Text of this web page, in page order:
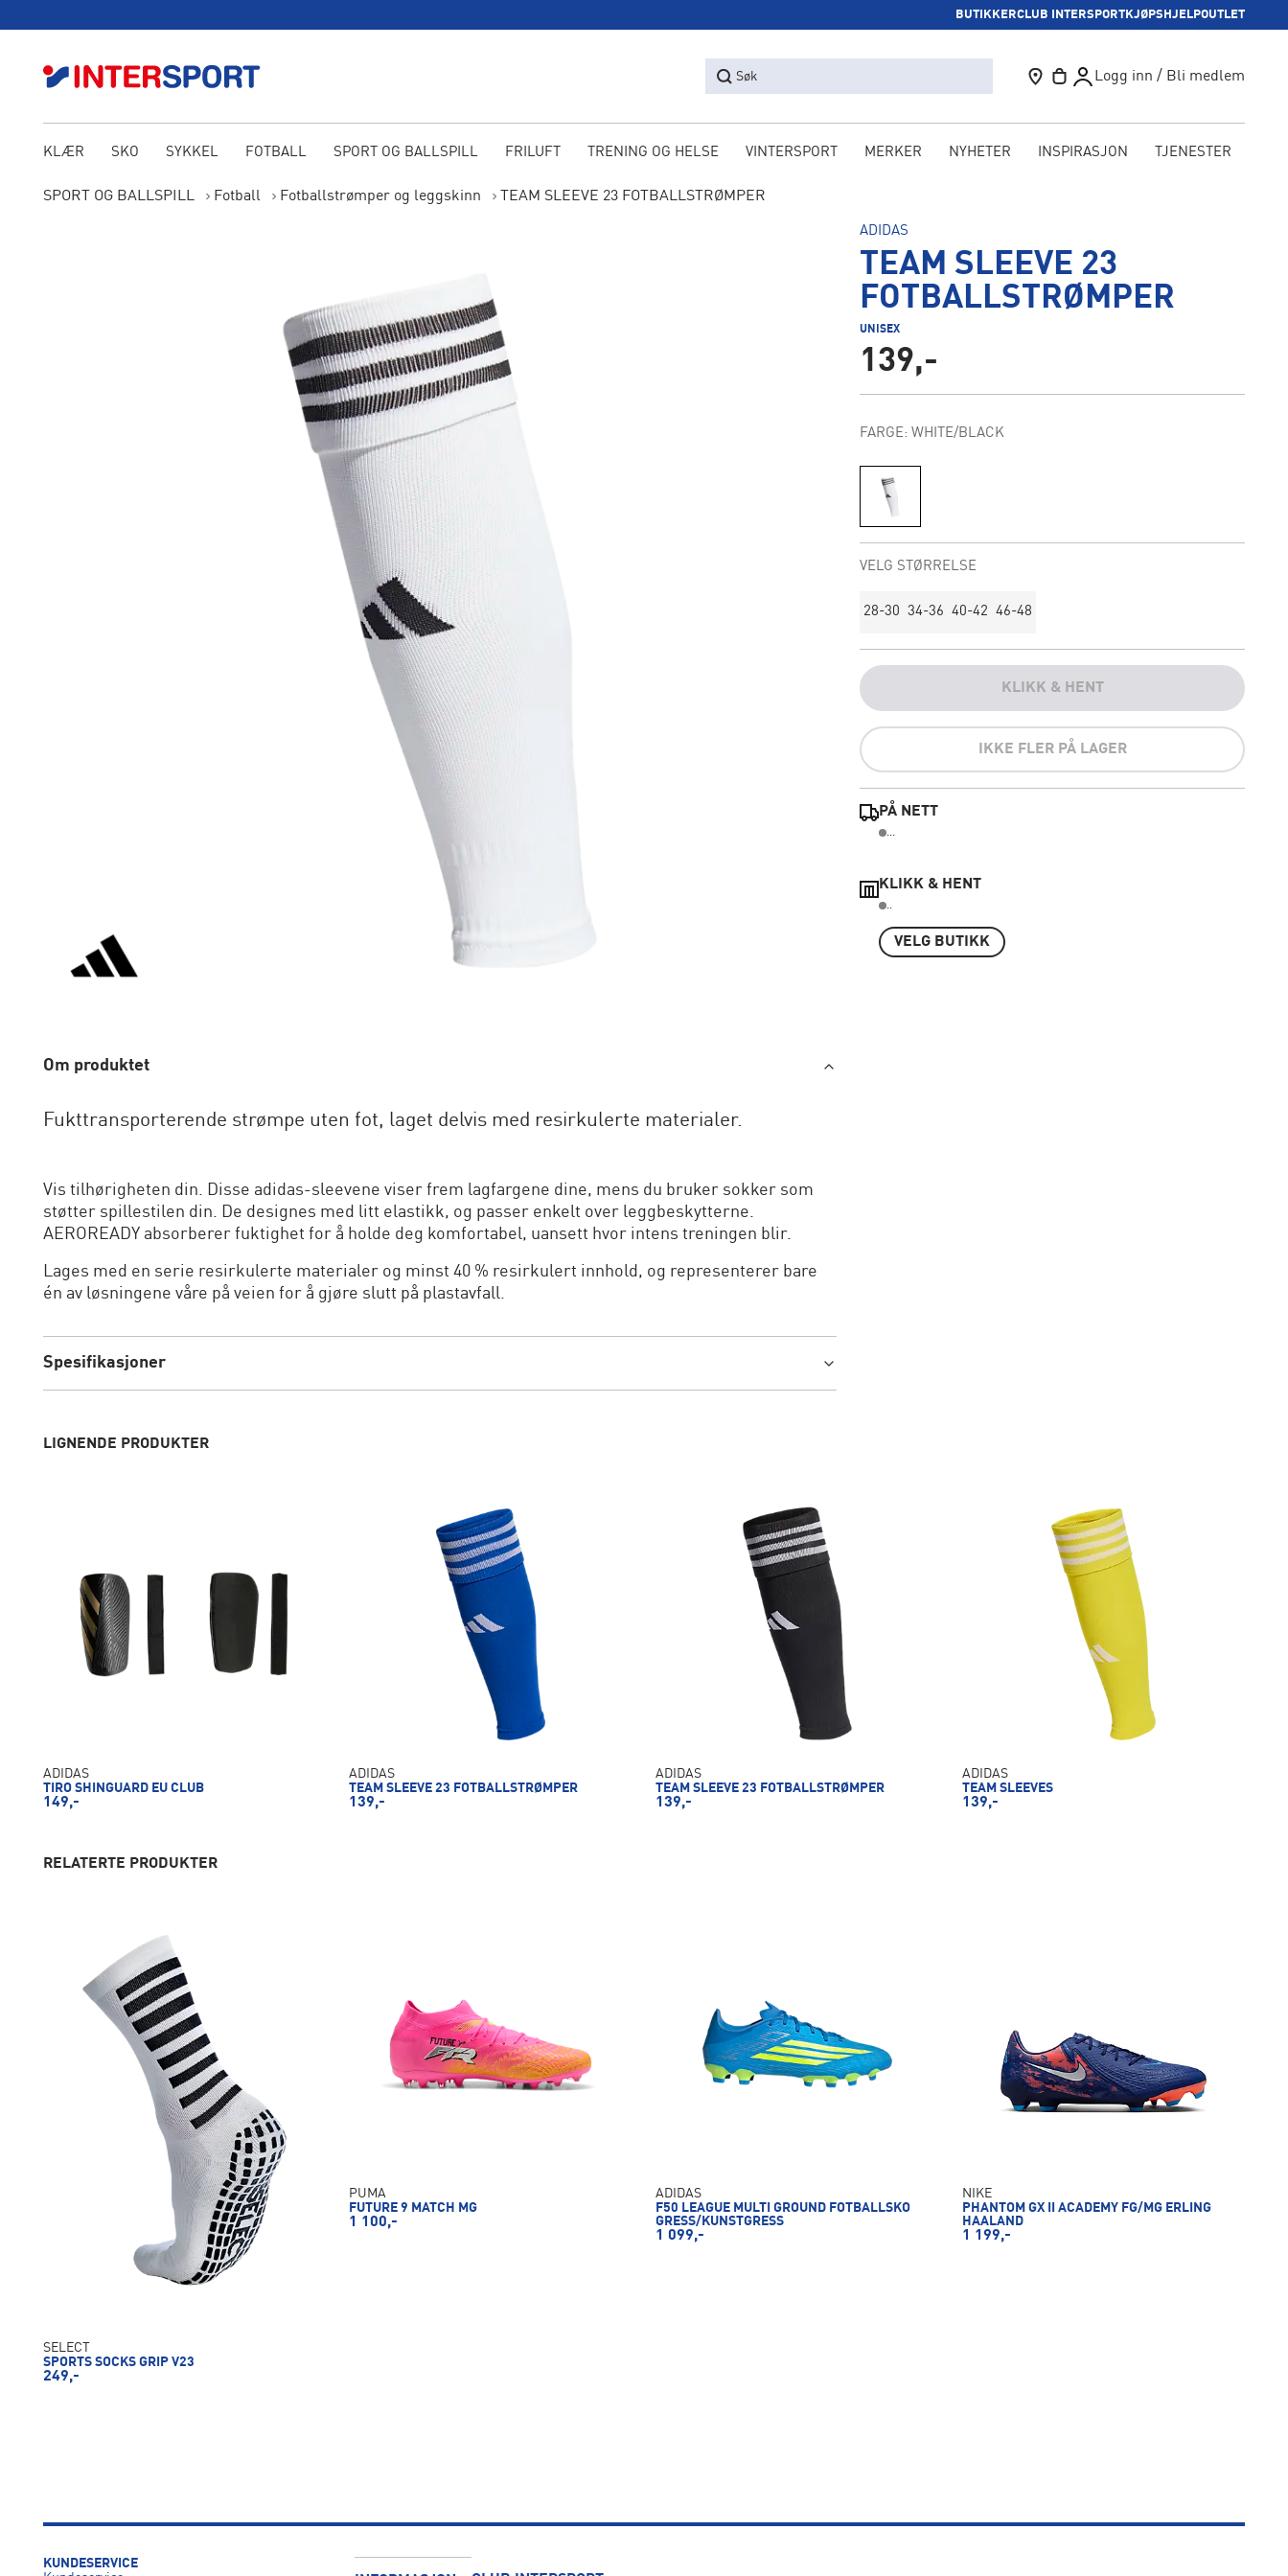
BUTIKKERCLUB INTERSPORTKJØPSHJELPOUTLET
Søk Logg inn / Bli medlem
KLÆR SKO SYKKEL FOTBALL SPORT OG BALLSPILL FRILUFT TRENING OG HELSE VINTERSPORT MERKER NYHETER INSPIRASJON TJENESTER
SPORT OG BALLSPILL Fotball Fotballstrømper og leggskinn TEAM SLEEVE 23 FOTBALLSTRØMPER
Om produktet
Fukttransporterende strømpe uten fot, laget delvis med resirkulerte materialer.
Vis tilhørigheten din. Disse adidas-sleevene viser frem lagfargene dine, mens du bruker sokker som
støtter spillestilen din. De designes med litt elastikk, og passer enkelt over leggbeskytterne.
AEROREADY absorberer fuktighet for å holde deg komfortabel, uansett hvor intens treningen blir.
Lages med en serie resirkulerte materialer og minst 40 % resirkulert innhold, og representerer bare
én av løsningene våre på veien for å gjøre slutt på plastavfall.
Spesifikasjoner
ADIDAS
TEAM SLEEVE 23
FOTBALLSTRØMPER
UNISEX
139,-
FARGE: WHITE/BLACK
VELG STØRRELSE
28-30 34-36 40-42 46-48
KLIKK & HENT
IKKE FLER PÅ LAGER
PÅ NETT
...
KLIKK & HENT
..
VELG BUTIKK
LIGNENDE PRODUKTER
ADIDAS
TIRO SHINGUARD EU CLUB
149,-
ADIDAS
TEAM SLEEVE 23 FOTBALLSTRØMPER
139,-
ADIDAS
TEAM SLEEVE 23 FOTBALLSTRØMPER
139,-
ADIDAS
TEAM SLEEVES
139,-
RELATERTE PRODUKTER
SELECT
SPORTS SOCKS GRIP V23
249,-
PUMA
FUTURE 9 MATCH MG
1 100,-
ADIDAS
F50 LEAGUE MULTI GROUND FOTBALLSKO
GRESS/KUNSTGRESS
1 099,-
NIKE
PHANTOM GX II ACADEMY FG/MG ERLING
HAALAND
1 199,-
KUNDESERVICE